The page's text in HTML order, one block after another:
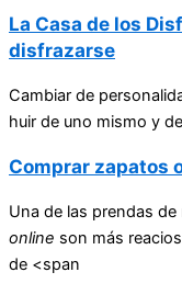
La Casa de los
disfrazarse
Cambiar de
huir de uno mismo y
Comprar zapatos
Una de las prendas
online son más
de <span